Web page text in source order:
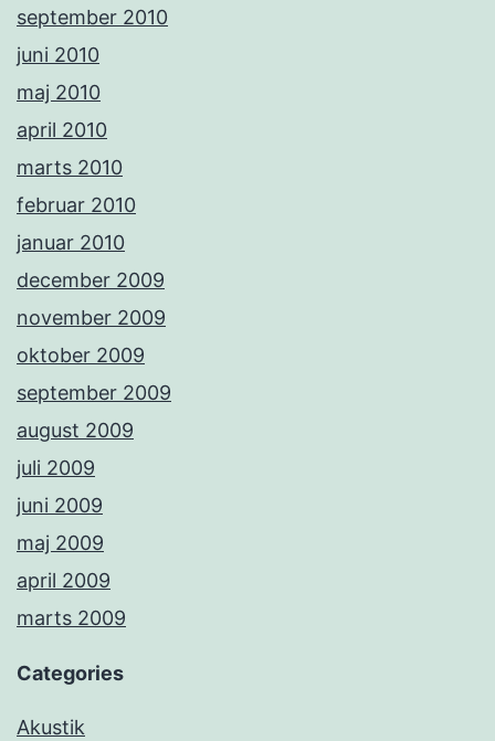
september 2010
juni 2010
maj 2010
april 2010
marts 2010
februar 2010
januar 2010
december 2009
november 2009
oktober 2009
september 2009
august 2009
juli 2009
juni 2009
maj 2009
april 2009
marts 2009
Categories
Akustik